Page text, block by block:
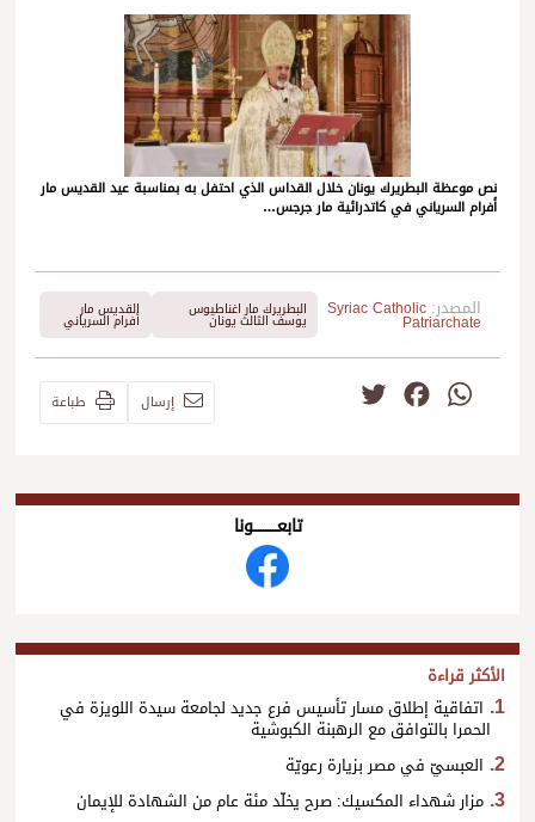
نص موعظة البطريرك يونان خلال القداس الذي احتفل به بمناسبة عيد القديس مار
أفرام السرياني في كاتدرائية مار جرجس…
المصدر: Syriac Catholic
Patriarchate
البطريرك مار اغناطيوس
يوسف الثالث يونان
القديس مار
أفرام السرياني
WhatsApp
Facebook إرسال طباعة
تابعــــــــــونا
الأكثر قراءة
اتفاقية إطلاق مسار تأسيس فرع جديد لجامعة سيدة اللويزة في
الحمرا بالتوافق مع الرهبنة الكبوشية
العبسيّ في مصر بزيارة رعويّة
مزار شهداء المكسيك: صرح يخلّد مئة عام من الشهادة للإيمان